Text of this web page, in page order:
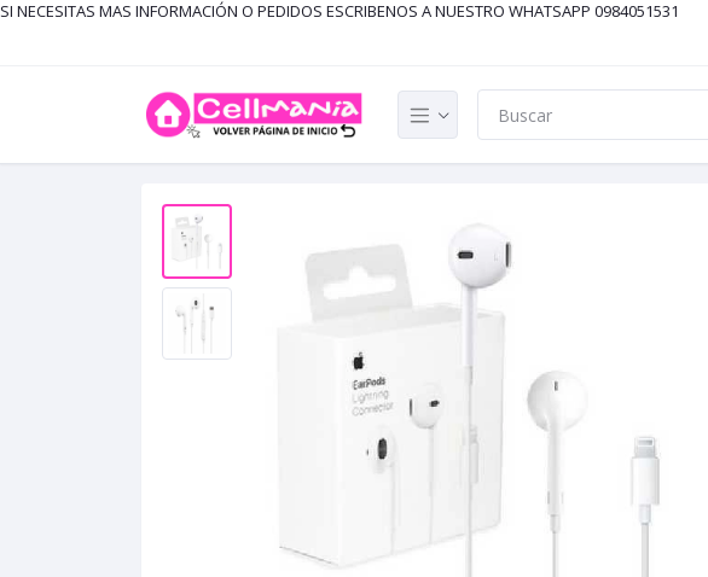
SI NECESITAS MAS INFORMACIÓN O PEDIDOS ESCRIBENOS A NUESTRO WHATSAPP 0984051531